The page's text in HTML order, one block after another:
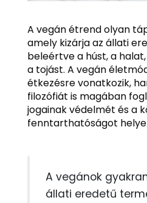
A vegán étrend olyan
amely kizárja az állati
beleértve a húst, a
a tojást. A vegán
étkezésre vonatkozik,
filozófiát is magában
jogainak védelmét és a
fenntarthatóságot
A vegánok
állati eredetű